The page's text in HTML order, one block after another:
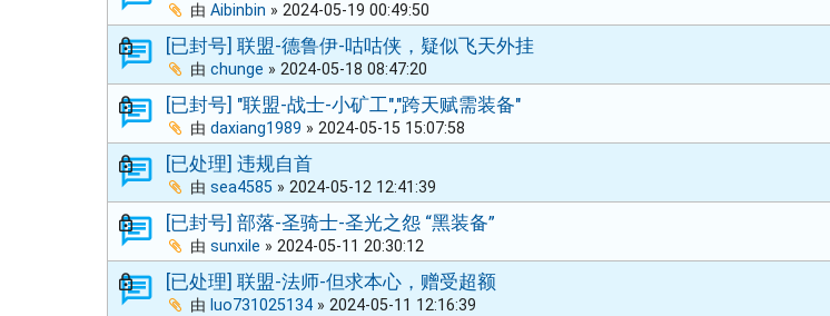
由 Aibinbin » 2024-05-19 00:49:50
[已封号] 联盟-德鲁伊-咕咕侠，疑似飞天外挂
由 chunge » 2024-05-18 08:47:20
[已封号] "联盟-战士-小矿工","跨天赋需装备"
由 daxiang1989 » 2024-05-15 15:07:58
[已处理] 违规自首
由 sea4585 » 2024-05-12 12:41:39
[已封号] 部落-圣骑士-圣光之怨 “黑装备”
由 sunxile » 2024-05-11 20:30:12
[已处理] 联盟-法师-但求本心，赠受超额
由 luo731025134 » 2024-05-11 12:16:39